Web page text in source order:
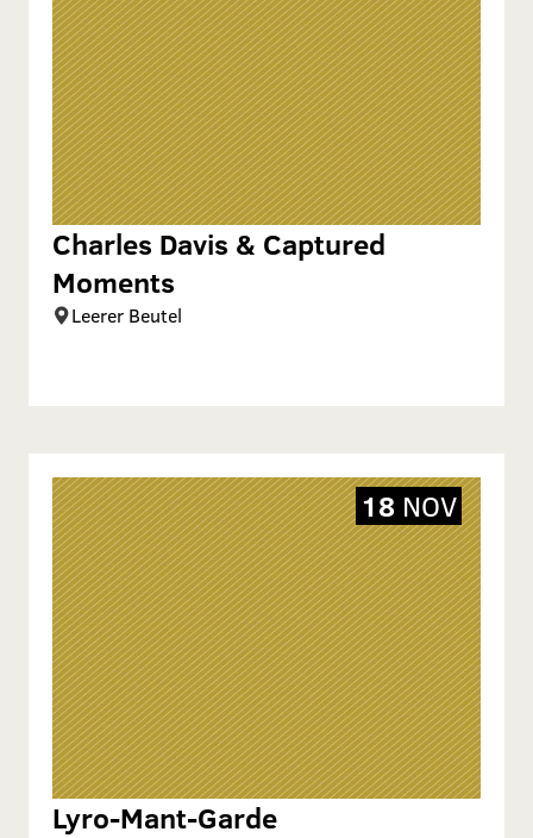
Charles Davis & Captured
Moments
Leerer Beutel
Lyro-Mant-Garde
18 NOV